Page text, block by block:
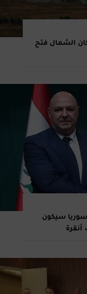
الشمال فتح
سيكون
أنقرة